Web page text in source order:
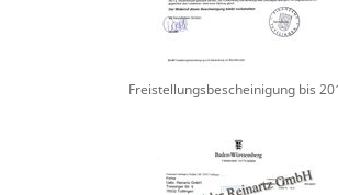
Freistellungsbescheinigung bis